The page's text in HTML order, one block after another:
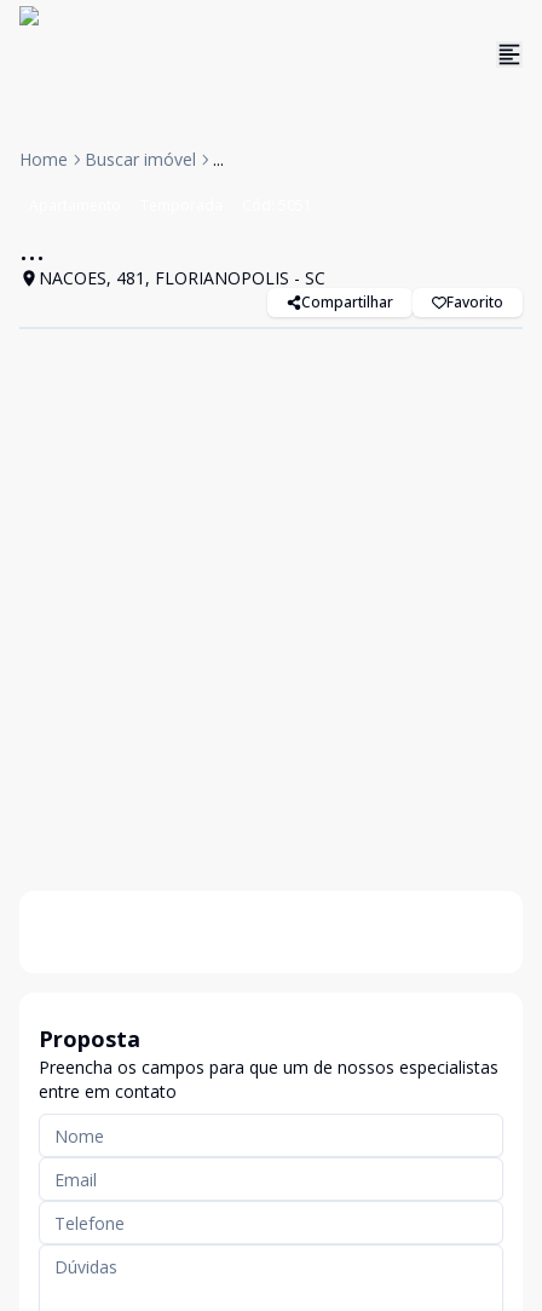
Home Buscar imóvel ...
...
NACOES, 481, FLORIANOPOLIS - SC
Compartilhar Favorito
Proposta
Preencha os campos para que um de nossos especialistas
entre em contato